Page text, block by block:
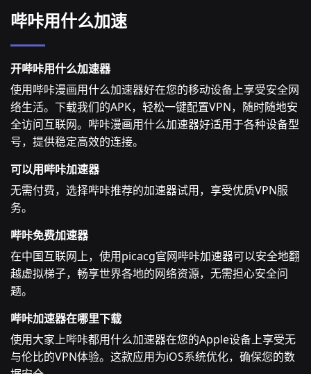
哔咔用什么加速
开哔咔用什么加速器
使用哔咔漫画用什么加速器好在您的移动设备上享受安全网
络生活。下载我们的APK，轻松一键配置VPN，随时随地安
全访问互联网。哔咔漫画用什么加速器好适用于各种设备型
号，提供稳定高效的连接。
可以用哔咔加速器
无需付费，选择哔咔推荐的加速器试用，享受优质VPN服
务。
哔咔免费加速器
在中国互联网上，使用picacg官网哔咔加速器可以安全地翻
越虚拟梯子，畅享世界各地的网络资源，无需担心安全问
题。
哔咔加速器在哪里下载
使用大家上哔咔都用什么加速器在您的Apple设备上享受无
与伦比的VPN体验。这款应用为iOS系统优化，确保您的数